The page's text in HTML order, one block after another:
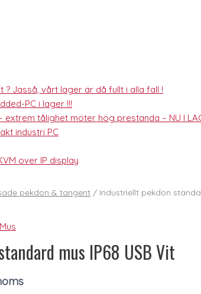
? Jasså, vårt lager är då fullt i alla fall !
PC i lager !!!
extrem tålighet möter hög prestanda – NU I
industri PC
over IP display
pekdon & tangent / Industriellt pekdon
Mus
mus IP68 USB Vit